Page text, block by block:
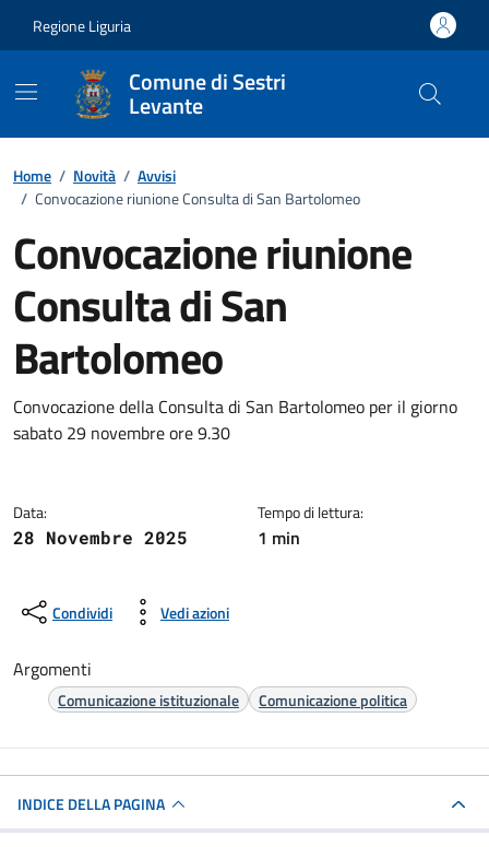
Regione Liguria
Comune di Sestri
Levante
Home / Novità / Avvisi
/ Convocazione riunione Consulta di San Bartolomeo
Convocazione riunione
Consulta di San
Bartolomeo
Dettagli della notizia
Convocazione della Consulta di San Bartolomeo per il giorno
sabato 29 novembre ore 9.30
Data:
28 Novembre 2025
Tempo di lettura:
1 min
Condividi Vedi azioni
Argomenti
Comunicazione istituzionale Comunicazione politica
INDICE DELLA PAGINA